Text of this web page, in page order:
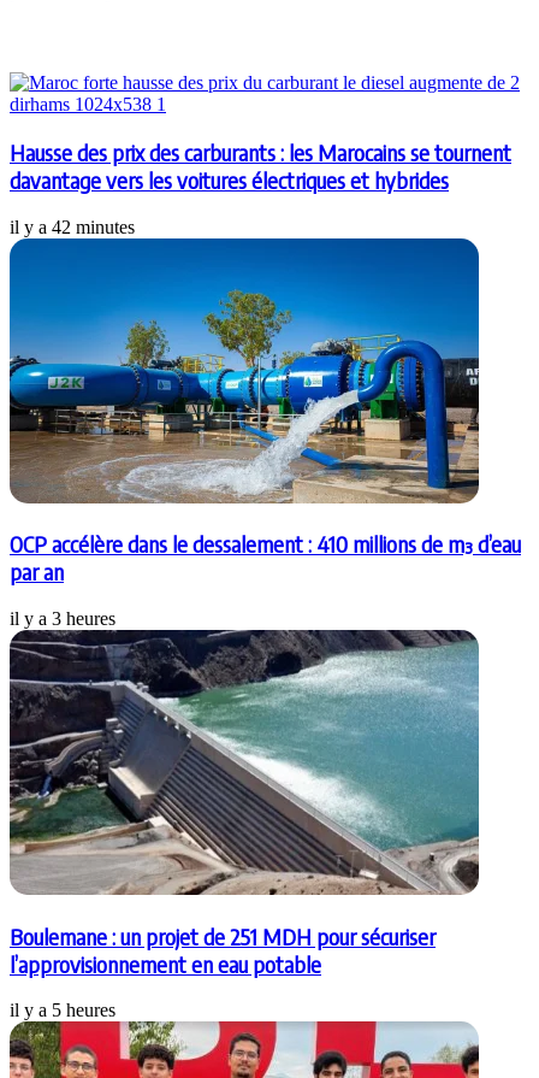
Hausse des prix des carburants : les Marocains se tournent
davantage vers les voitures électriques et hybrides
il y a 42 minutes
OCP accélère dans le dessalement : 410 millions de m³ d’eau
par an
il y a 3 heures
Boulemane : un projet de 251 MDH pour sécuriser
l’approvisionnement en eau potable
il y a 5 heures